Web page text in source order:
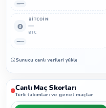
—
BITCOIN
—
BTC
—
Sunucu canlı verileri yükleyemedi.
Canlı Maç Skorları
Türk takımları ve genel maçlar